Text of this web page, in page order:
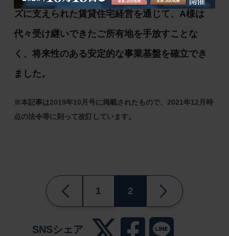
ズに支えられた賃貸住宅経営を通じて、A様は
代々受け継いできたご所有地を手放すことな
く、将来性のある安定的な事業基盤を確立でき
ました。
※本記事は2019年10月号に掲載されたもので、2021年12月時
点の法令等に則って改訂しています。
1 2
SNSシェア